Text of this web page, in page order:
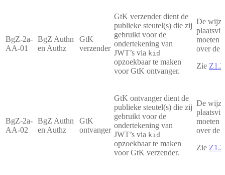
BgZ-2a-
AA-01
BgZ Authn
en Authz
GtK
verzender
GtK verzender dient de
publieke steutel(s) die zij
gebruikt voor de
ondertekening van
JWT’s via kid
opzoekbaar te maken
voor GtK ontvanger.
De
moeten
over de
Zie
BgZ-2a-
AA-02
BgZ Authn
en Authz
GtK
ontvanger
GtK ontvanger dient de
publieke steutel(s) die zij
gebruikt voor de
ondertekening van
JWT’s via kid
opzoekbaar te maken
voor GtK verzender.
De
moeten
over de
Zie